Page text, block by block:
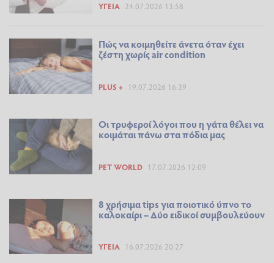
ΥΓΕΊΑ 24.07.2026 13:58
Πώς να κοιμηθείτε άνετα όταν έχει
ζέστη χωρίς air condition
PLUS + 19.07.2026 16:39
Οι τρυφεροί λόγοι που η γάτα θέλει να
κοιμάται πάνω στα πόδια μας
PET WORLD 17.07.2026 12:09
8 χρήσιμα tips για ποιοτικό ύπνο το
καλοκαίρι – Δύο ειδικοί συμβουλεύουν
ΥΓΕΊΑ 16.07.2026 20:27